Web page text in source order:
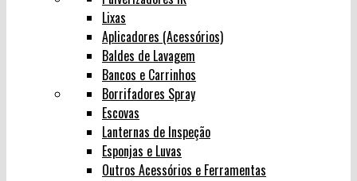
Lixas
Aplicadores (Acessórios)
Baldes de Lavagem
Bancos e Carrinhos
Borrifadores Spray
Escovas
Lanternas de Inspeção
Esponjas e Luvas
Outros Acessórios e Ferramentas